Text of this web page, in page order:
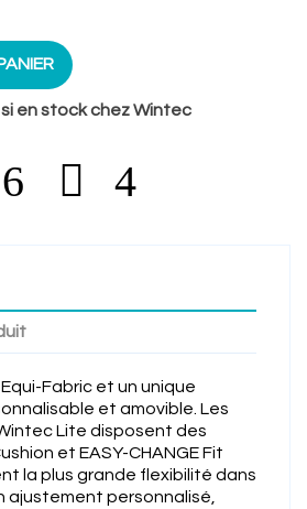
en stock chez Wintec
Fabric et un unique
et amovible. Les
Lite disposent des
et EASY-CHANGE Fit
la plus grande flexibilité dans
ajustement personnalisé,